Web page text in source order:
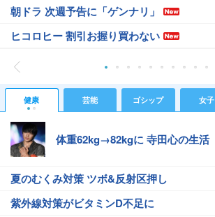
朝ドラ 次週予告に「ゲンナリ」
ヒコロヒー 割引お握り買わない
健康 芸能 ゴシップ 女子
体重62kg→82kgに 寺田心の生活
夏のむくみ対策 ツボ&反射区押し
紫外線対策がビタミンD不足に